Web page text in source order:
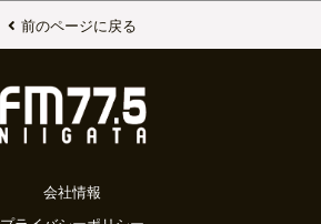
前のページに戻る
会社情報